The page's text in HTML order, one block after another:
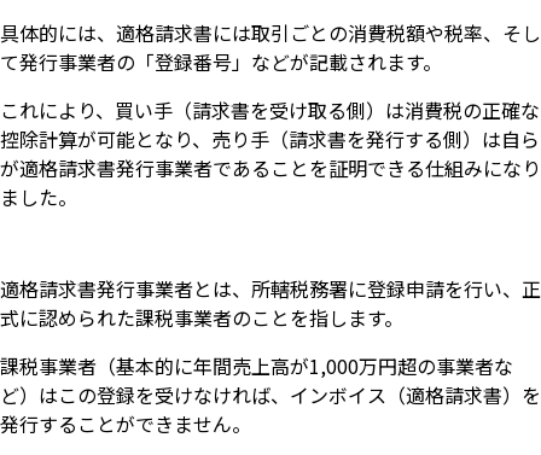
具体的には、適格請求書には取引ごとの消費税額や税率、そし
て発行事業者の「登録番号」などが記載されます。
これにより、買い手（請求書を受け取る側）は消費税の正確な
控除計算が可能となり、売り手（請求書を発行する側）は自ら
が適格請求書発行事業者であることを証明できる仕組みになり
ました。
適格請求書発行事業者とは、所轄税務署に登録申請を行い、正
式に認められた課税事業者のことを指します。
課税事業者（基本的に年間売上高が1,000万円超の事業者な
ど）はこの登録を受けなければ、インボイス（適格請求書）を
発行することができません。